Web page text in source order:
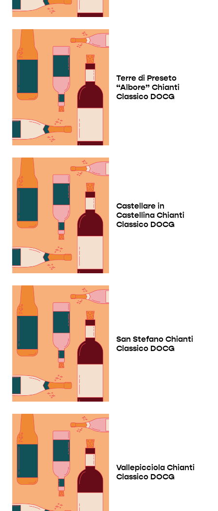
Terre di Preseto
“Albore” Chianti
Classico DOCG
Castellare in
Castellina Chianti
Classico DOCG
San Stefano Chianti
Classico DOCG
Vallepicciola Chianti
Classico DOCG